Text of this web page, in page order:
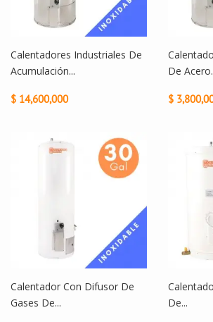
Calentadores Industriales De
Acumulación...
$ 14,600,000
De
$
Calentador Con Difusor De
Gases De...
De...